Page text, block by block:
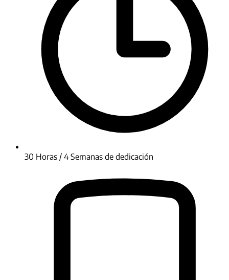
30 Horas / 4 Semanas de dedicación